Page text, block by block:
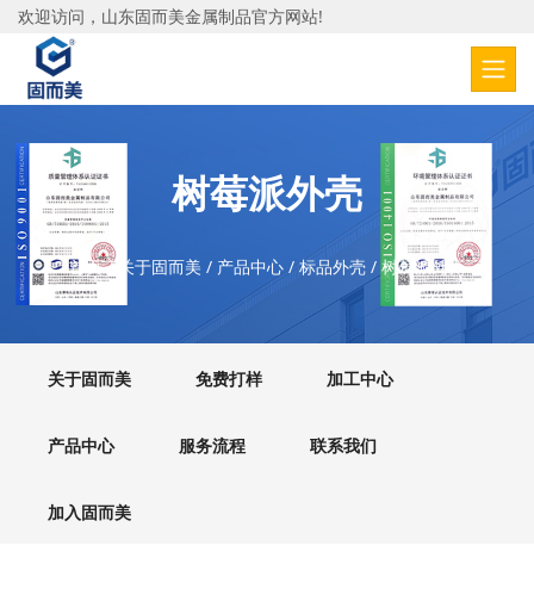
欢迎访问，山东固而美金属制品官方网站!
树莓派外壳
首页/ 关于固而美 / 产品中心 / 标品外壳 / 树莓派外壳
关于固而美 免费打样 加工中心
产品中心 服务流程 联系我们
加入固而美